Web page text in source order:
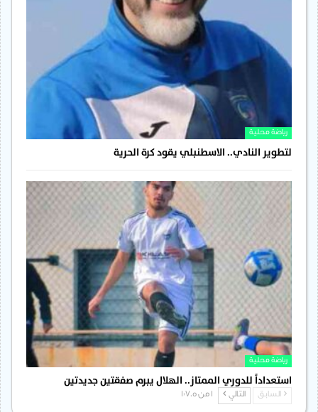
رياضة محلية
لتطوير النادي.. الاسطنبلي يقود كرة الحرية
رياضة محلية
استعداداً للدوري الممتاز.. الهلال يبرم صفقتين جديدتين
السابق التالي